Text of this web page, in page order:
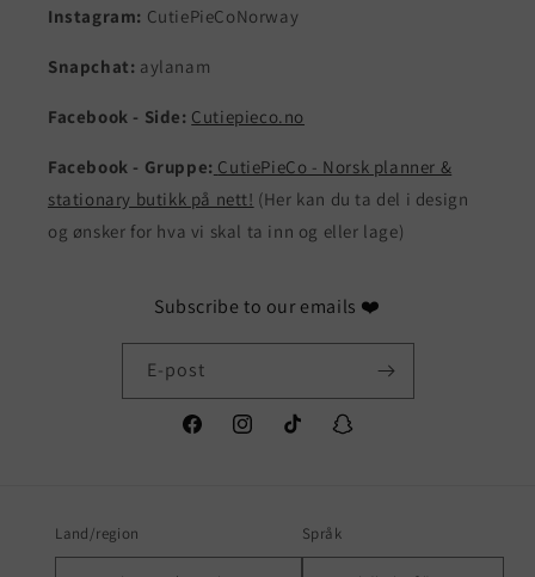
Instagram: CutiePieCoNorway
Snapchat: aylanam
Facebook - Side: Cutiepieco.no
Facebook - Gruppe: CutiePieCo - Norsk planner &
stationary butikk på nett! (Her kan du ta del i design
og ønsker for hva vi skal ta inn og eller lage)
Subscribe to our emails ❤️
E-post
FacebookInstagramTikTok Snapchat
Land/region Språk